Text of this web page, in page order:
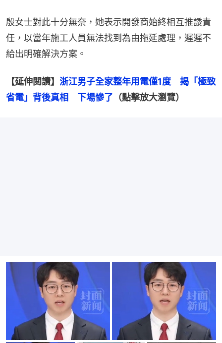
殷女士對此十分無奈，她表示開發商始終相互推諉責
任，以當年施工人員無法找到為由拖延處理，遲遲不
給出明確解決方案。
【延伸閲讀】 浙江男子全家整年用電僅1度　揭「極致
省電」背後真相　下場慘了 （點擊放大瀏覽）